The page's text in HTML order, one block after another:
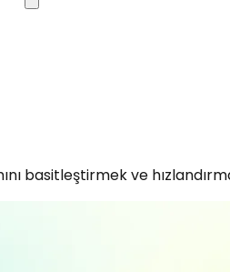
basitleştirmek ve